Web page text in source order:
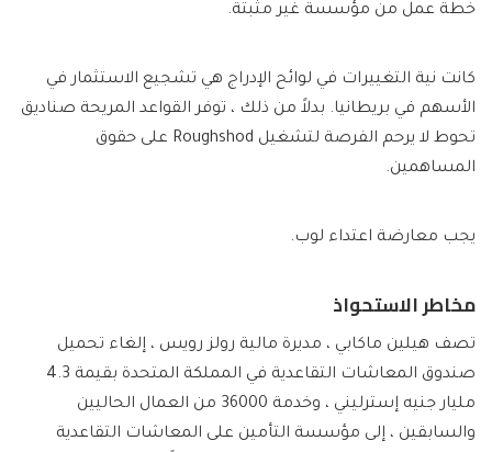
خطة عمل من مؤسسة غير مثبتة.
كانت نية التغييرات في لوائح الإدراج هي تشجيع الاستثمار في
الأسهم في بريطانيا. بدلاً من ذلك ، توفر القواعد المريحة صناديق
تحوط لا يرحم الفرصة لتشغيل Roughshod على حقوق
المساهمين.
يجب معارضة اعتداء لوب.
مخاطر الاستحواذ
تصف هيلين ماكابي ، مديرة مالية رولز رويس ، إلغاء تحميل
صندوق المعاشات التقاعدية في المملكة المتحدة بقيمة 4.3
مليار جنيه إسترليني ، وخدمة 36000 من العمال الحاليين
والسابقين ، إلى مؤسسة التأمين على المعاشات التقاعدية